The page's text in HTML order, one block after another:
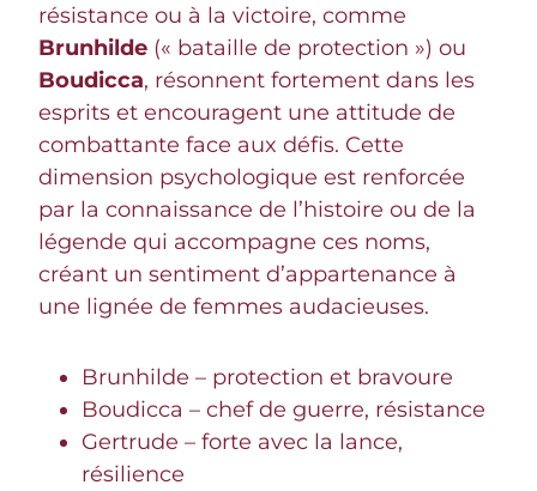
résistance ou à la victoire, comme
Brunhilde (« bataille de protection ») ou
Boudicca, résonnent fortement dans les
esprits et encouragent une attitude de
combattante face aux défis. Cette
dimension psychologique est renforcée
par la connaissance de l’histoire ou de la
légende qui accompagne ces noms,
créant un sentiment d’appartenance à
une lignée de femmes audacieuses.
Brunhilde – protection et bravoure
Boudicca – chef de guerre, résistance
Gertrude – forte avec la lance,
résilience